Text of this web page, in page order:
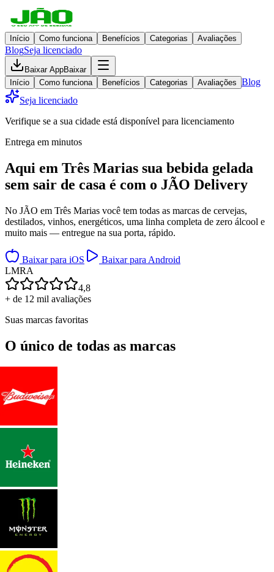
Início Como funciona Benefícios Categorias Avaliações
BlogSeja licenciado
Baixar AppBaixar
Início
Como funciona Benefícios Categorias Avaliações Blog
Seja licenciado
Verifique se a sua cidade está disponível para licenciamento
Entrega em minutos
Aqui em Três Marias sua bebida gelada
sem sair de casa é com o JÃO Delivery
No JÃO em Três Marias você tem todas as marcas de cervejas,
destilados, vinhos, energéticos, uma linha completa de zero álcool e
muito mais — entregue na sua porta, rápido.
Baixar para iOS
Baixar para Android
LMRA
4,8
+ de 12 mil avaliações
Suas marcas favoritas
O único de todas as marcas